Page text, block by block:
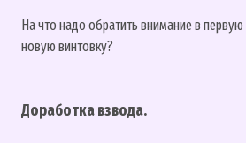
На что надо обратить внимание в
новую винтовку?
Доработка взвода.